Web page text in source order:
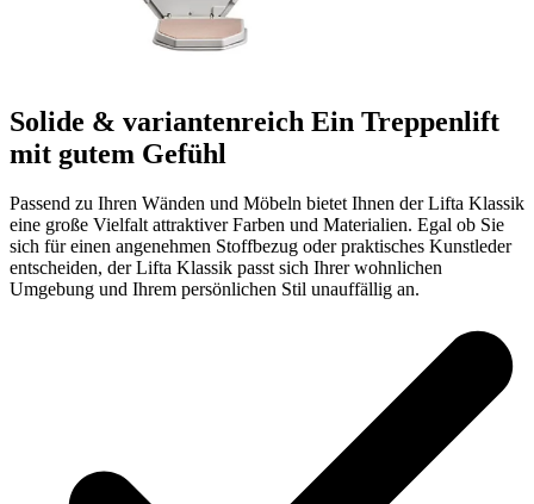
Solide & variantenreich Ein Treppenlift
mit gutem Gefühl
Passend zu Ihren Wänden und Möbeln bietet Ihnen der Lifta Klassik
eine große Vielfalt attraktiver Farben und Materialien. Egal ob Sie
sich für einen angenehmen Stoffbezug oder praktisches Kunstleder
entscheiden, der Lifta Klassik passt sich Ihrer wohnlichen
Umgebung und Ihrem persönlichen Stil unauffällig an.